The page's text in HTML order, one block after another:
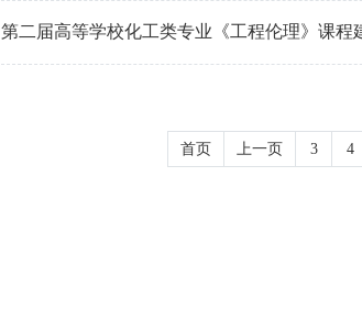
第二届高等学校化工类专业《工程伦理》课
首页 上一页 3 4